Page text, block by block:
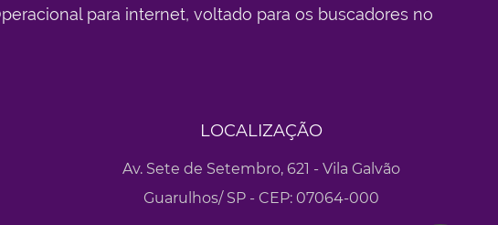
para internet, voltado para os buscadores no
LOCALIZAÇÃO
Av. Sete de Setembro, 621 - Vila Galvão
Guarulhos/ SP - CEP: 07064-000